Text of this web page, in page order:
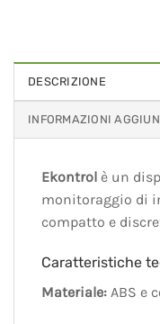
DESCRIZIONE
INFORMAZIONI
Ekontrol è un
monitoraggio di
compatto e
Caratteristiche
Materiale: ABS e